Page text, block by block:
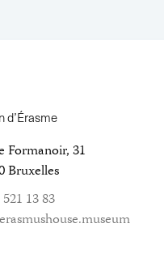
d’Érasme
Formanoir, 31
Bruxelles
13 83